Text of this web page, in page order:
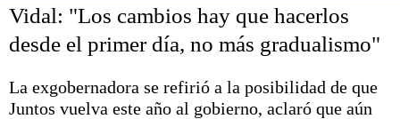
El mundo
Seguridad
Opinión
Deportes
Escenario Olímpico
Liga del Sur
Vidal: "Los cambios hay que hacerlos
desde el primer día, no más gradualismo"
La exgobernadora se refirió a la posibilidad de que
Juntos vuelva este año al gobierno, aclaró que aún